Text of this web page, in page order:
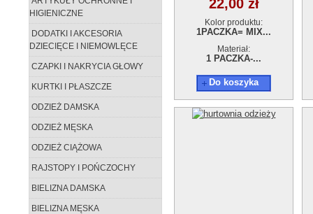
HIGIENICZNE
DODATKI I AKCESORIA
DZIECIĘCE I NIEMOWLĘCE
CZAPKI I NAKRYCIA GŁOWY
KURTKI I PŁASZCZE
ODZIEŻ DAMSKA
ODZIEŻ MĘSKA
ODZIEŻ CIĄŻOWA
RAJSTOPY I POŃCZOCHY
BIELIZNA DAMSKA
BIELIZNA MĘSKA
22,00 zł
Kolor produktu:
1PACZKA= MIX...
Materiał:
1 PACZKA-...
Do koszyka